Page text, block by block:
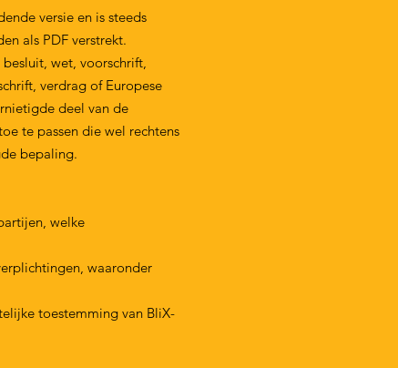
versie en is steeds
als PDF verstrekt.
wet, voorschrift,
verdrag of Europese
deel van de
te passen die wel rechtens
bepaling.
welke
waaronder
toestemming van BliX-